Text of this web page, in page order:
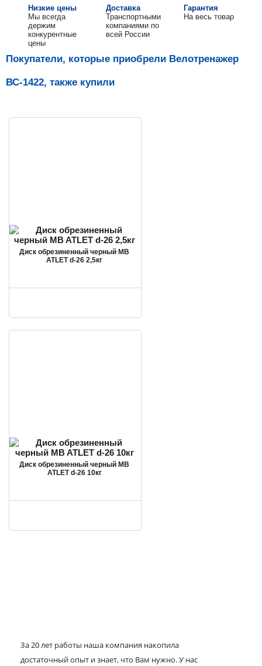
Низкие цены
Мы всегда
держим
конкурентные
цены
Доставка
Транспортными
компаниями по
всей России
Гарантия
На весь товар
Покупатели, которые приобрели Велотренажер
ВС-1422, также купили
Диск обрезиненный черный MB
ATLET d-26 2,5кг
Диск обрезиненный черный MB
ATLET d-26 10кг
За 20 лет работы наша компания накопила
достаточный опыт и знает, что Вам нужно. У нас